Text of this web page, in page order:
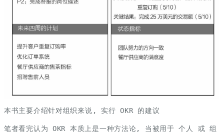
本书主要介绍针对组织来说, 实行 OKR 的建议
笔者看完认为 OKR 本质上是一种方法论, 当被用于 个人 或 组